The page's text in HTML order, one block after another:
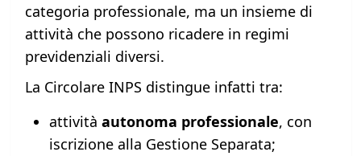
categoria professionale, ma un insieme di
attività che possono ricadere in regimi
previdenziali diversi.
La Circolare INPS distingue infatti tra:
attività autonoma professionale, con
iscrizione alla Gestione Separata;